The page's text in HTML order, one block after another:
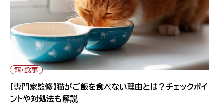
" alt="【専門家監修】猫がご飯を食べない理由とは？チェックポイ
ントや対処法も解説">
餌・食事
【専門家監修】猫がご飯を食べない理由とは？チェックポイ
ントや対処法も解説